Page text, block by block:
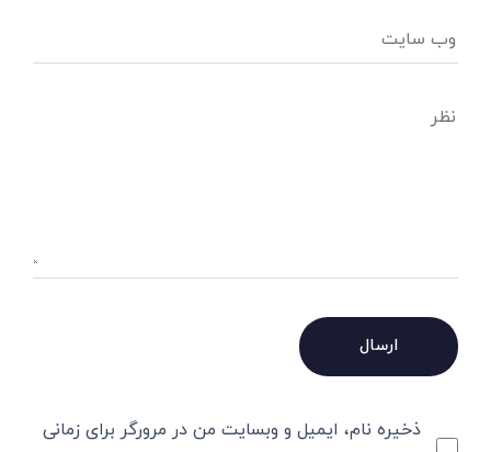
ذخیره نام، ایمیل و وبسایت من در مرورگر برای زمانی